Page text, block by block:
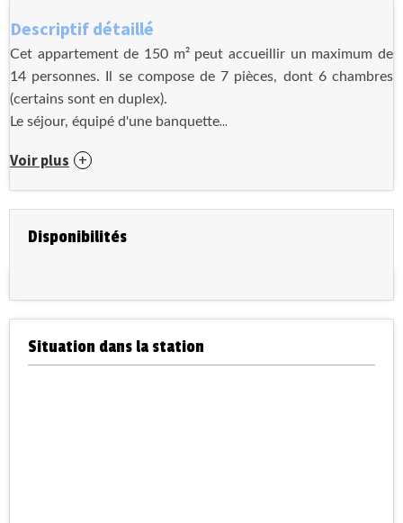
Descriptif détaillé
Cet appartement de 150 m² peut accueillir un maximum de
14 personnes. Il se compose de 7 pièces, dont 6 chambres
(certains sont en duplex).
Le séjour, équipé d'une banquette...
Voir plus
Disponibilités
Situation dans la station